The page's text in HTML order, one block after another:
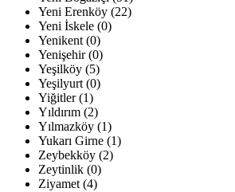
Yeni Erenköy (22)
Yeni İskele (0)
Yenikent (0)
Yenişehir (0)
Yeşilköy (5)
Yeşilyurt (0)
Yiğitler (1)
Yıldırım (2)
Yılmazköy (1)
Yukarı Girne (1)
Zeybekköy (2)
Zeytinlik (0)
Ziyamet (4)